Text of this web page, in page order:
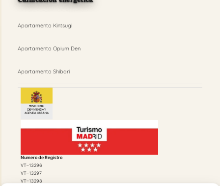
Apartamento Kintsugi
Apartamento Opium Den
Apartamento Shibari
Numero de Registro
VT–13296
VT–13297
VT–13298